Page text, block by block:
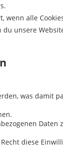
wenn alle
du unsere
was damit
Daten
diese